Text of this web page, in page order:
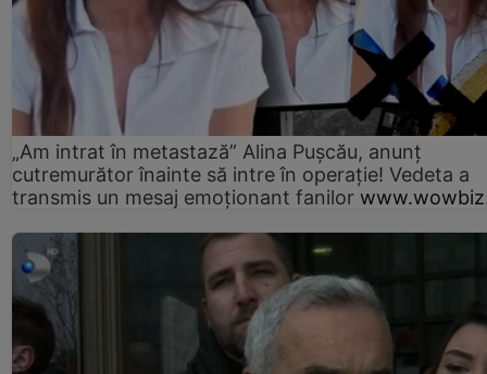
„Am intrat în metastază” Alina Pușcău, anunț
cutremurător înainte să intre în operație! Vedeta a
transmis un mesaj emoționant fanilor